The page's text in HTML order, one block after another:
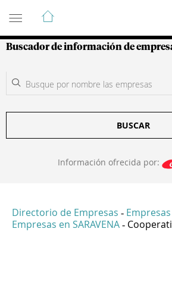
Guía de Empresas
Buscador de información de
BUSCAR
Información ofrecida por:
Directorio de Empresas -
Empresas en SARAVENA -